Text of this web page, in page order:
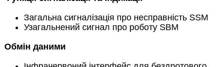
Загальна сигналізація про несправність SSM
Узагальнений сигнал про роботу SBM
Обмін даними